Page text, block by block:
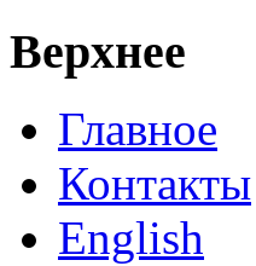
Верхнее
Главное
Контакты
English